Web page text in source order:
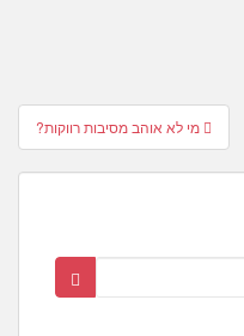
מי לא אוהב מסיבות רווקות?